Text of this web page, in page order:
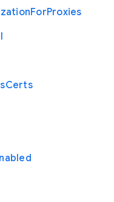
ForProxies
Certs